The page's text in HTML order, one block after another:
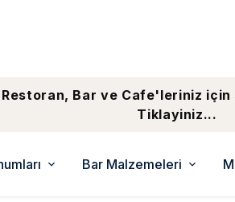
Bar ve Cafe'leriniz
Tiklayiniz...
Bar Malzemeleri